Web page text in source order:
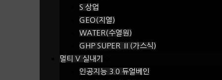
S 상업
GEO(지열)
WATER(수열원)
GHP SUPER Ⅱ(가스식)
멀티 V 실내기
인공지능 3.0 듀얼베인